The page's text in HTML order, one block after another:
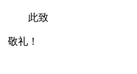
此致
敬礼！